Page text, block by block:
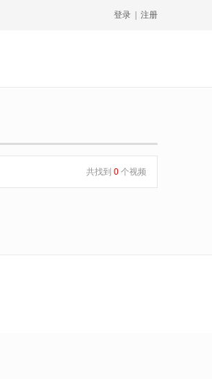
登录 注册
共找到 0 个视频